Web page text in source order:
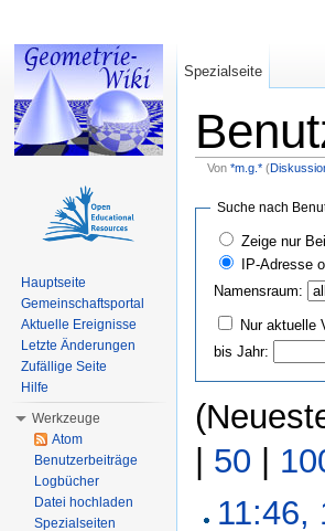
Von *m.g.*(
Suche nach
Zeige nur
IP-Adresse
Namensraum:
Nur aktuelle
bis Jahr:
50
11:46,
Spezialseite
Hauptseite
Gemeinschaftsportal
Aktuelle Ereignisse
Letzte Änderungen
Zufällige Seite
Hilfe
Werkzeuge
Atom
Benutzerbeiträge
Logbücher
Datei hochladen
Spezialseiten